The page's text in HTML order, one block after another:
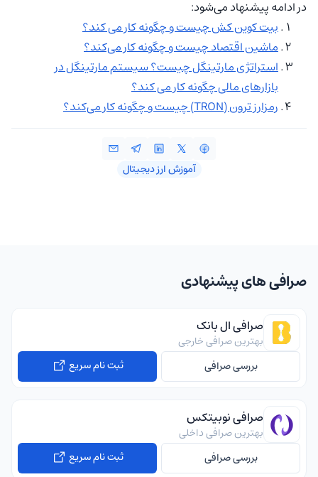
در ادامه پیشنهاد می‌شود:
بیت کوین کش چیست و چگونه کار می کند؟
ماشین اقتصاد چیست و چگونه کار می‌کند؟
استراتژی مارتینگل چیست؟ سیستم مارتینگل در
بازارهای مالی چگونه کار می کند؟
رمزارز ترون (TRON) چیست و چگونه کار می‌کند؟
آموزش ارز دیجیتال
صرافی های پیشنهادی
صرافی ال بانک
بهترین صرافی خارجی
بررسی صرافی
ثبت نام سریع
صرافی نوبیتکس
بهترین صرافی داخلی
بررسی صرافی
ثبت نام سریع